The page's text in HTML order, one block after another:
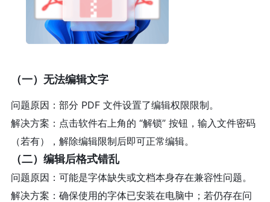
（一）无法编辑文字
问题原因：部分 PDF 文件设置了编辑权限限制。
解决方案：点击软件右上角的 “解锁” 按钮，输入文件密码
（若有），解除编辑限制后即可正常编辑。
（二）编辑后格式错乱
问题原因：可能是字体缺失或文档本身存在兼容性问题。
解决方案：确保使用的字体已安装在电脑中；若仍存在问